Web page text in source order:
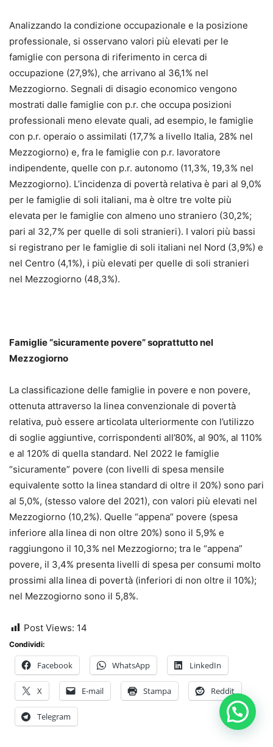
Analizzando la condizione occupazionale e la posizione
professionale, si osservano valori più elevati per le
famiglie con persona di riferimento in cerca di
occupazione (27,9%), che arrivano al 36,1% nel
Mezzogiorno. Segnali di disagio economico vengono
mostrati dalle famiglie con p.r. che occupa posizioni
professionali meno elevate quali, ad esempio, le famiglie
con p.r. operaio o assimilati (17,7% a livello Italia, 28% nel
Mezzogiorno) e, fra le famiglie con p.r. lavoratore
indipendente, quelle con p.r. autonomo (11,3%, 19,3% nel
Mezzogiorno). L’incidenza di povertà relativa è pari al 9,0%
per le famiglie di soli italiani, ma è oltre tre volte più
elevata per le famiglie con almeno uno straniero (30,2%;
pari al 32,7% per quelle di soli stranieri). I valori più bassi
si registrano per le famiglie di soli italiani nel Nord (3,9%) e
nel Centro (4,1%), i più elevati per quelle di soli stranieri
nel Mezzogiorno (48,3%).
Famiglie “sicuramente povere” soprattutto nel
Mezzogiorno
La classificazione delle famiglie in povere e non povere,
ottenuta attraverso la linea convenzionale di povertà
relativa, può essere articolata ulteriormente con l’utilizzo
di soglie aggiuntive, corrispondenti all’80%, al 90%, al 110%
e al 120% di quella standard. Nel 2022 le famiglie
“sicuramente” povere (con livelli di spesa mensile
equivalente sotto la linea standard di oltre il 20%) sono pari
al 5,0%, (stesso valore del 2021), con valori più elevati nel
Mezzogiorno (10,2%). Quelle “appena” povere (spesa
inferiore alla linea di non oltre 20%) sono il 5,9% e
raggiungono il 10,3% nel Mezzogiorno; tra le “appena”
povere, il 3,4% presenta livelli di spesa per consumi molto
prossimi alla linea di povertà (inferiori di non oltre il 10%);
nel Mezzogiorno sono il 5,8%.
Post Views: 14
Condividi:
Facebook WhatsApp LinkedIn
X E-mail Stampa Reddit
Telegram